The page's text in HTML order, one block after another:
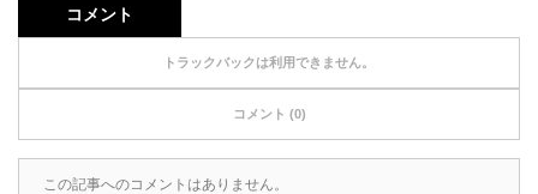
コメント
トラックバックは利用できません。
コメント (0)
この記事へのコメントはありません。